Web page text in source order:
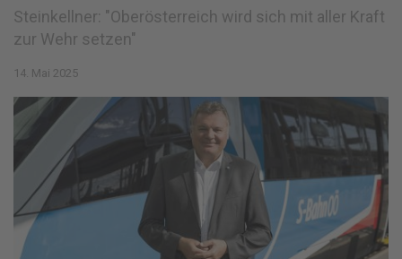
Steinkellner: "Oberösterreich wird sich mit aller Kraft
zur Wehr setzen"
14. Mai 2025